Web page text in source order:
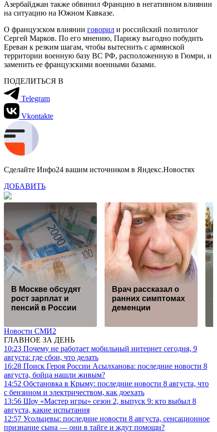
Азербайджан также обвинил Францию в негативном влиянии
на ситуацию на Южном Кавказе.
О французском влиянии говорил и российский политолог
Сергей Марков. По его мнению, Парижу выгодно побудить
Ереван к резким шагам, чтобы вытеснить с армянской
территории военную базу ВС РФ, расположенную в Гюмри, и
заменить ее французскими военными базами.
ПОДЕЛИТЬСЯ В
Telegram
Vkontakte
Сделайте Инфо24 вашим источником в Яндекс.Новостях
ДОБАВИТЬ
В Москве обсудят
рост зарплат и
пенсий в России
Врач рассказал о
ранних симптомах
деменции
Новости СМИ2
ГЛАВНОЕ ЗА ДЕНЬ
10:23 Почему не работает мобильный интернет сегодня, 9
августа: где сбои, что делать
16:28 Поиск Героя России Асылханова: последние новости 8
августа, бойца нашли живым?
14:52 Обстановка в Крыму: последние новости 8 августа, что
с бензином и электричеством, как доехать
13:56 Шоу «Мастер игры» сезон 2, выпуск 9: кто выбыл 8
августа, какие испытания
12:57 Усольцевы: последние новости 8 августа, сенсационное
признание сына — они в тайге и ждут помощи?